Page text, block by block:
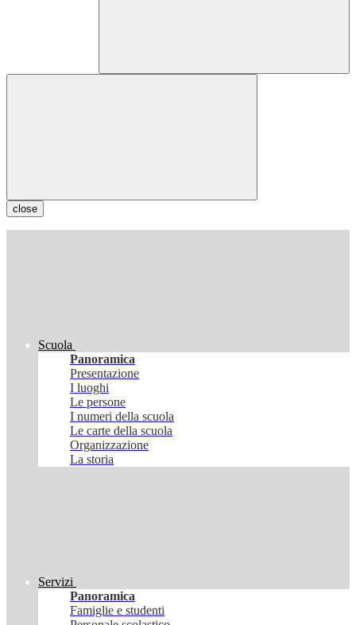
close
Scuola
Panoramica
Presentazione
I luoghi
Le persone
I numeri della scuola
Le carte della scuola
Organizzazione
La storia
Servizi
Panoramica
Famiglie e studenti